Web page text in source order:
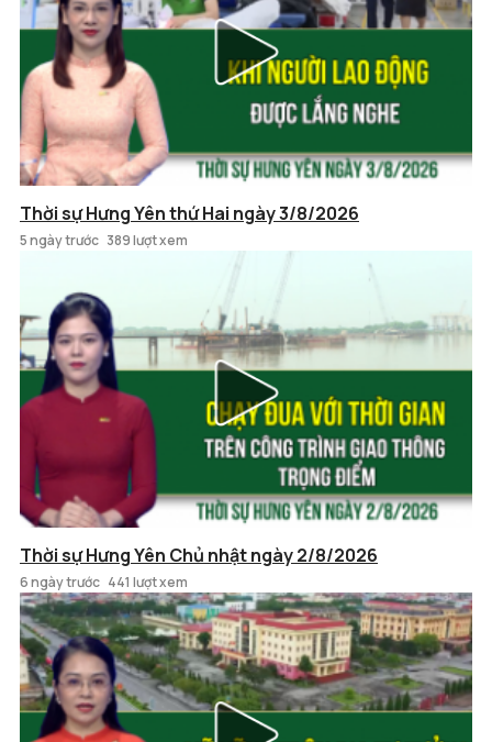
Thời sự Hưng Yên thứ Hai ngày 3/8/2026
5 ngày trước 389 lượt xem
Thời sự Hưng Yên Chủ nhật ngày 2/8/2026
6 ngày trước 441 lượt xem